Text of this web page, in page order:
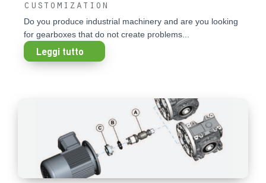
customization
Do you produce industrial machinery and are you looking
for gearboxes that do not create problems...
Leggi tutto